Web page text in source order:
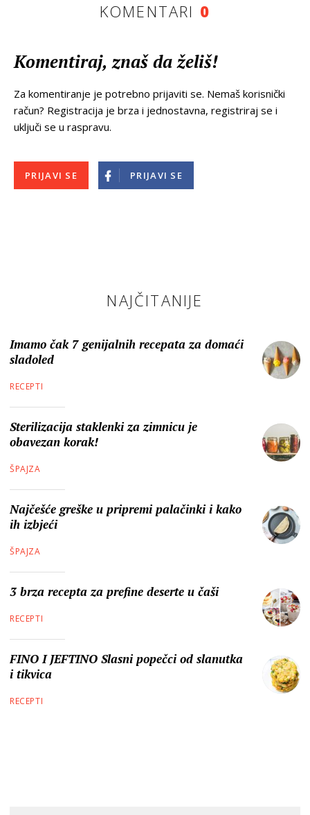
KOMENTARI 0
Komentiraj, znaš da želiš!
Za komentiranje je potrebno prijaviti se. Nemaš korisnički
račun? Registracija je brza i jednostavna, registriraj se i
uključi se u raspravu.
PRIJAVI SE PRIJAVI SE
NAJČITANIJE
Imamo čak 7 genijalnih recepata za domaći
sladoled
RECEPTI
Sterilizacija staklenki za zimnicu je
obavezan korak!
ŠPAJZA
Najčešće greške u pripremi palačinki i kako
ih izbjeći
ŠPAJZA
3 brza recepta za prefine deserte u čaši
RECEPTI
FINO I JEFTINO Slasni popečci od slanutka
i tikvica
RECEPTI